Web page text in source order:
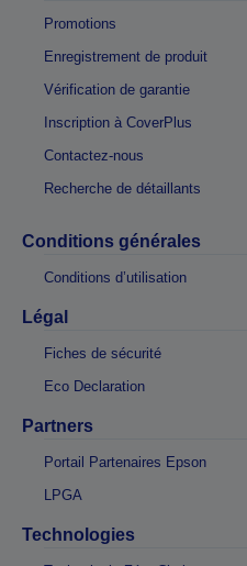
Promotions
Enregistrement de produit
Vérification de garantie
Inscription à CoverPlus
Contactez-nous
Recherche de détaillants
Conditions générales
Conditions d’utilisation
Légal
Fiches de sécurité
Eco Declaration
Partners
Portail Partenaires Epson
LPGA
Technologies